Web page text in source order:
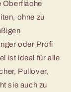
Oberfläche
ohne zu
oder Profi
ist ideal für alle
Pullover,
sie auch zu